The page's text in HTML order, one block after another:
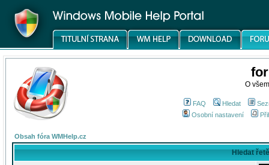
O
FAQ Hledat
Osobní nastavení
Obsah fóra WMHelp.cz
Hledat